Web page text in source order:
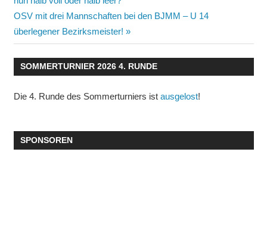
Nächster
Beitrag:
OSV mit drei Mannschaften bei den BJMM – U 14
überlegener Bezirksmeister!
SOMMERTURNIER 2026 4. RUNDE
Die 4. Runde des Sommerturniers ist ausgelost!
SPONSOREN